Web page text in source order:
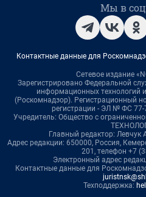
Мы в
Контактные данные для
Сетевое издание
Зарегистрировано Федеральной
информационных технологий
(Роскомнадзор). Регистрационный
регистрации - ЭЛ № ФС 77-
Учредитель: Общество с
Главный редактор: Левчук
Адрес редакции: 650000, Россия,
201, телефон +7
Электронный адрес
Контактные данные для
Техподдержка: